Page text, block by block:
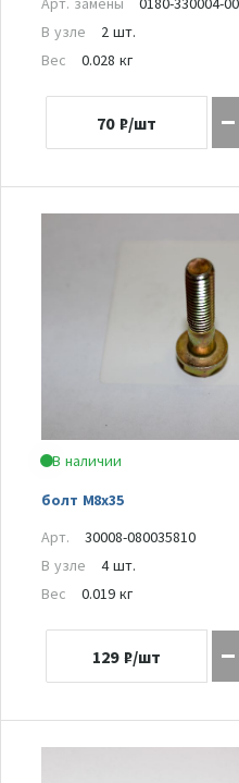
В узле
2 шт.
Вес
0.028 кг
70 ₽/шт
В наличии
болт M8x35
Арт.
30008-080035810
В узле
4 шт.
Вес
0.019 кг
129 ₽/шт